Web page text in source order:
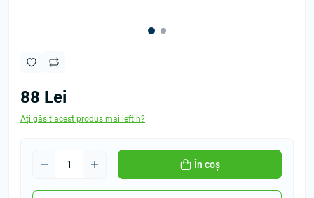
88 Lei
Ați găsit acest produs mai ieftin?
În coș